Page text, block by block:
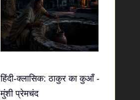
हिंदी-क्लासिक: ठाकुर का कुआँ -
मुंशी प्रेमचंद